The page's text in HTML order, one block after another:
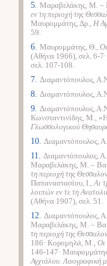
5. Μαραβελάκης, Μ. –
εν τη περιοχή της
Μαυρομμάτης, Δρ., Η
59.
6. Μαυρομμάτης, Θ.,
(Αθήνα 1966), σελ. 6-
σελ. 107-108.
7. Διαμαντόπουλος,
8. Διαμαντόπουλος,
9. Διαμαντόπουλος,
Κωνσταντινίδης, Μ.,
Γλωσσολογικού
10. Διαμαντόπουλος,
11. Διαμαντόπουλος,
Μαραβελάκης, Μ. –
τη περιοχή της
Παπαναστασίου, Ι.,Αι
λοιπών εν τε τη
(Αθήνα 1907), σελ. 51.
12. Διαμαντόπουλος,
Μαραβελάκης, Μ. –
τη περιοχή της
186· Κορομηλά, Μ., Οι
146-147·
Αγχιάλου. Λαογραφική